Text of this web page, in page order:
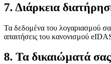
7. Διάρκεια
Τα δεδομένα του λογαριασμού
απαιτήσεις του κανονισμού
8. Τα δικαιώματά σας